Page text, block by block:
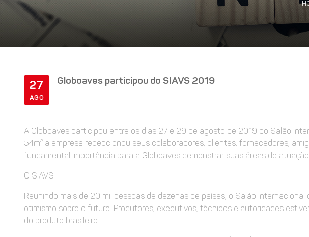
27
AGO
Globoaves participou do SIAVS 2019
A Globoaves participou entre os dias 27 e 29 de agosto de 2019 do Salão
54m² a empresa recepcionou seus colaboradores, clientes, fornecedores,
fundamental importância para a Globoaves demonstrar suas áreas de
O SIAVS
Reunindo mais de 20 mil pessoas de dezenas de países, o Salão
otimismo sobre o futuro. Produtores, executivos, técnicos e autoridades
do produto brasileiro.